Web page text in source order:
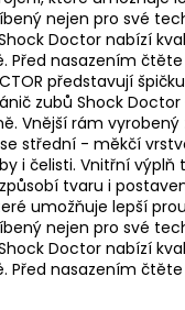
nejen pro své
Doctor nabízí
nasazením
představují
zubů Shock Doctor
Vnější rám
střední - měkčí
i čelisti. Vnitřní
tvaru i
umožňuje lepší
nejen pro své
Doctor nabízí
Před nasazením